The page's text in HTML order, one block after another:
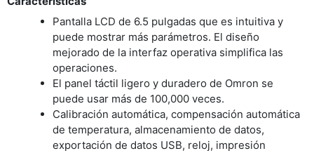
Pantalla LCD de 6.5 pulgadas que es intuitiva y
puede mostrar más parámetros. El diseño
mejorado de la interfaz operativa simplifica las
operaciones.
El panel táctil ligero y duradero de Omron se
puede usar más de 100,000 veces.
Calibración automática, compensación automática
de temperatura, almacenamiento de datos,
exportación de datos USB, reloj, impresión